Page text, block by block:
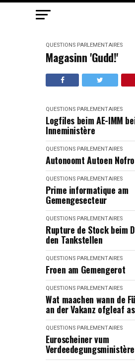
QUESTIONS PARLEMENTAIRES
Magasinn 'Gudd!'
QUESTIONS PARLEMENTAIRES
Logfiles beim AE-IMM
Inneministère
QUESTIONS PARLEMENTAIRES
Autonoomt Autoen Nofro
QUESTIONS PARLEMENTAIRES
Prime informatique am
Gemengesecteur
QUESTIONS PARLEMENTAIRES
Rupture de Stock beim
den Tankstellen
QUESTIONS PARLEMENTAIRES
Froen am Gemengerot
QUESTIONS PARLEMENTAIRES
Wat maachen wann de
an der Vakanz ofgleaf
QUESTIONS PARLEMENTAIRES
Euroscheiner vum
Verdeedegungsministère